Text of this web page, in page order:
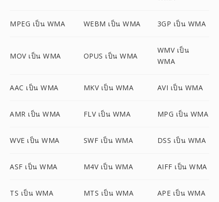
MPEG เป็น WMA WEBM เป็น WMA 3GP เป็น WMA
MOV เป็น WMA OPUS เป็น WMA
WMV เป็น
WMA
AAC เป็น WMA MKV เป็น WMA AVI เป็น WMA
AMR เป็น WMA FLV เป็น WMA MPG เป็น WMA
WVE เป็น WMA SWF เป็น WMA DSS เป็น WMA
ASF เป็น WMA M4V เป็น WMA AIFF เป็น WMA
TS เป็น WMA MTS เป็น WMA APE เป็น WMA